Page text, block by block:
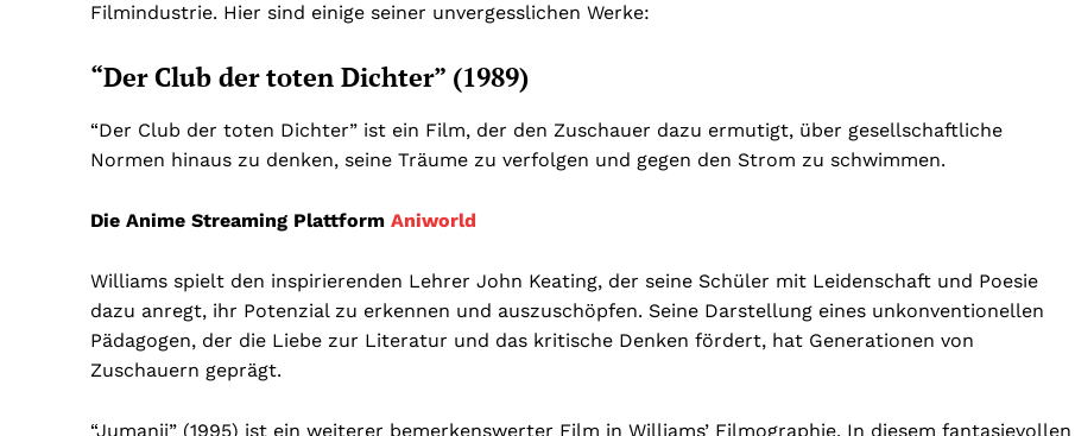
Filmindustrie. Hier sind einige seiner unvergesslichen Werke:
“Der Club der toten Dichter” (1989)
“Der Club der toten Dichter” ist ein Film, der den Zuschauer dazu ermutigt, über gesellschaftliche
Normen hinaus zu denken, seine Träume zu verfolgen und gegen den Strom zu schwimmen.
Die Anime Streaming Plattform Aniworld
Williams spielt den inspirierenden Lehrer John Keating, der seine Schüler mit Leidenschaft und Poesie
dazu anregt, ihr Potenzial zu erkennen und auszuschöpfen. Seine Darstellung eines unkonventionellen
Pädagogen, der die Liebe zur Literatur und das kritische Denken fördert, hat Generationen von
Zuschauern geprägt.
“Jumanji” (1995) ist ein weiterer bemerkenswerter Film in Williams’ Filmographie. In diesem fantasievollen